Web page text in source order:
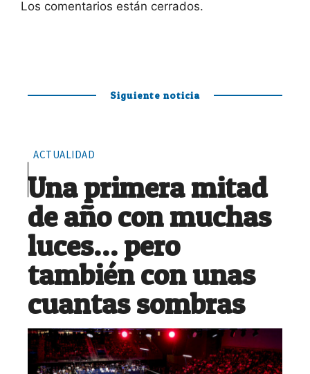
Los comentarios están cerrados.
Siguiente noticia
ACTUALIDAD
Una primera mitad
de año con muchas
luces… pero
también con unas
cuantas sombras